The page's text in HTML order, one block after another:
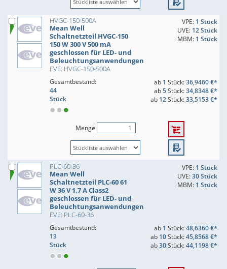
HVGC-150-500A
Mean Well
Schaltnetzteil HVGC-150
150 W 300 V 500 mA
geschlossen für LED- und
Beleuchtungsanwendungen
EVE: HVGC-150-500A
VPE: 1 Stück
UVE: 12 Stück
MBM: 1 Stück
Gesamtbestand:
44
Stück
ab 1 Stück:36,9460 €*
ab5Stück:34,8348 €*
ab 12Stück:33,5153 €*
Menge
PLC-60-36
Mean Well
Schaltnetzteil PLC-60 61
W 36 V 1,7 A Class2
geschlossen für LED- und
Beleuchtungsanwendungen
EVE: PLC-60-36
VPE: 1 Stück
UVE:30 Stück
MBM: 1 Stück
Gesamtbestand:
13
Stück
ab 1 Stück:48,6360 €*
ab 10Stück:45,8568 €*
ab30Stück:44,1198 €*